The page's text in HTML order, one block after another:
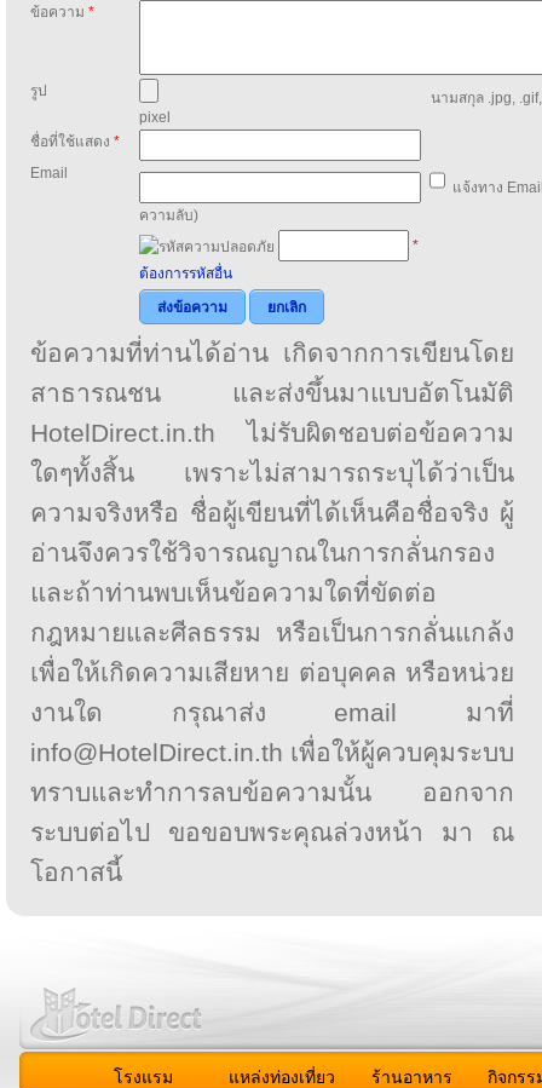
ข้อความ *
รูป
นามสกุล .jpg,
pixel
ชื่อที่ใช้แสดง *
Email
แจ้งทาง
ความลับ)
*
ต้องการรหัสอื่น
ส่งข้อความ
ยกเลิก
ข้อความที่ท่านได้อ่าน เกิดจากการเขียนโดย
สาธารณชน และส่งขึ้นมาแบบอัตโนมัติ
HotelDirect.in.th ไม่รับผิดชอบต่อข้อความ
ใดๆทั้งสิ้น เพราะไม่สามารถระบุได้ว่าเป็น
ความจริงหรือ ชื่อผู้เขียนที่ได้เห็นคือชื่อจริง ผู้
อ่านจึงควรใช้วิจารณญาณในการกลั่นกรอง
และถ้าท่านพบเห็นข้อความใดที่ขัดต่อ
กฎหมายและศีลธรรม หรือเป็นการกลั่นแกล้ง
เพื่อให้เกิดความเสียหาย ต่อบุคคล หรือหน่วย
งานใด กรุณาส่ง email มาที่
info@HotelDirect.in.th เพื่อให้ผู้ควบคุมระบบ
ทราบและทำการลบข้อความนั้น ออกจาก
ระบบต่อไป ขอขอบพระคุณล่วงหน้า มา ณ
โอกาสนี้
โรงแรม แหล่งท่องเที่ยว ร้านอาหาร กิจกรร